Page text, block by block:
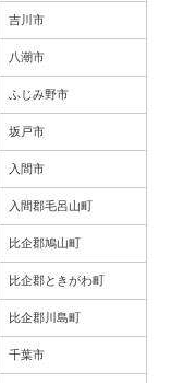
吉川市
八潮市
ふじみ野市
坂戸市
入間市
入間郡毛呂山町
比企郡鳩山町
比企郡ときがわ町
比企郡川島町
千葉市